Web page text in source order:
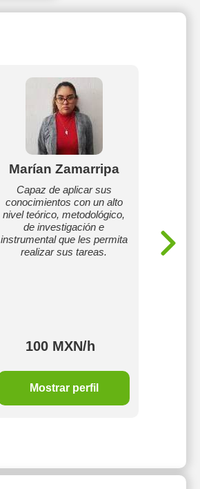
Marían Zamarripa
Capaz de aplicar sus
conocimientos con un alto
nivel teórico, metodológico,
de investigación e
instrumental que les permita
realizar sus tareas.
100 MXN/h
Mostrar perfil